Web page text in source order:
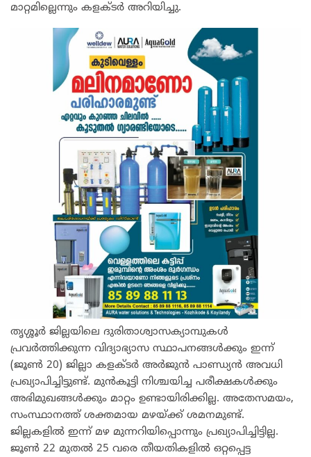
മാറ്റമില്ലെന്നും കളക്ടർ അറിയിച്ചു. ‌
തൃശ്ശൂർ ജില്ലയിലെ ദുരിതാശ്വാസക്യാമ്പുകൾ
പ്രവർത്തിക്കുന്ന വിദ്യാഭ്യാസ സ്ഥാപനങ്ങൾക്കും ഇന്ന്
(ജൂൺ 20) ജില്ലാ കളക്ടർ അർജുൻ പാണ്ഡ്യൻ അവധി
പ്രഖ്യാപിച്ചിട്ടുണ്ട്. മുന്‍കൂട്ടി നിശ്ചയിച്ച പരീക്ഷകള്‍ക്കും
അഭിമുഖങ്ങള്‍ക്കും മാറ്റം ഉണ്ടായിരിക്കില്ല. അതേസമയം,
സംസ്ഥാനത്ത് ശക്തമായ മഴയ്ക്ക് ശമനമുണ്ട്.
ജില്ലകളില്‍ ഇന്ന് മഴ മുന്നറിയിപ്പൊന്നും പ്രഖ്യാപിച്ചിട്ടില്ല.
ജൂൺ 22 മുതൽ 25 വരെ തീയതികളിൽ ഒറ്റപ്പെട്ട